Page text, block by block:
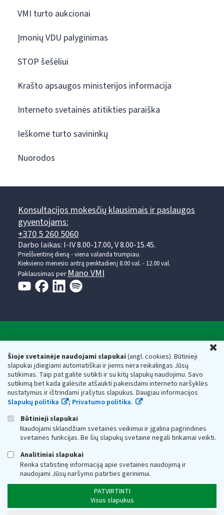
Šioje svetainėje naudojami slapukai(angl. cookies). Būtinieji
slapukai įdiegiami automatiškai ir jiems nėra reikalingas Jūsų
sutikimas. Taip pat galite sutikti ir su kitų slapukų naudojimu. Savo
sutikimą bet kada galėsite atšaukti pakeisdami interneto naršyklės
nustatymus ir ištrindami įrašytus slapukus. Daugiau informacijos
Slapukų politika
; Privatumo politika.
Būtinieji slapukai
Naudojami sklandžiam svetainės veikimui ir įgalina pagrindines
svetainės funkcijas. Be šių slapukų svetainė negali tinkamai veikti.
Analitiniai slapukai
Renka statistinę informaciją apie svetainės naudojimą ir
naudojami Jūsų naršymo patirties gerinimui.
PATVIRTINTI
Visus slapukus
VMI turto aukcionai
Įmonių VDU palyginimas
STOP šešėliui
Krašto apsaugos ministerijos informacija
Interneto svetainės atitikties paraiška
Ieškome turto savininkų
Nuorodos
Konsultacijos mokesčių klausimais ir paslaugos
gyventojams:
+370 5 260 5060
Darbo laikas: I-IV 8.00-17.00, V 8.00-15.45.
Prieššventinę dieną - viena valanda trumpiau.
Kiekvieno mėnesio antrą penktadienį 8.00 val. - 12.00 val.
Paklausimas per Mano VMI
Respublikos finansų ministerijos
Biudžetinė įstaiga. Juridinio asmens kodas — 188659752,
adresas: Vasario 16-osios g. 14, 01107 Vilnius, Lietuva, el.paštas:
vmi@vmi.lt, E. pristatymo dėžutės adresas 188659752
Duomenys apie Valstybinę mokesčių inspekciją prie Lietuvos
Respublikos finansų ministerijos kaupiami ir saugomi Juridinių